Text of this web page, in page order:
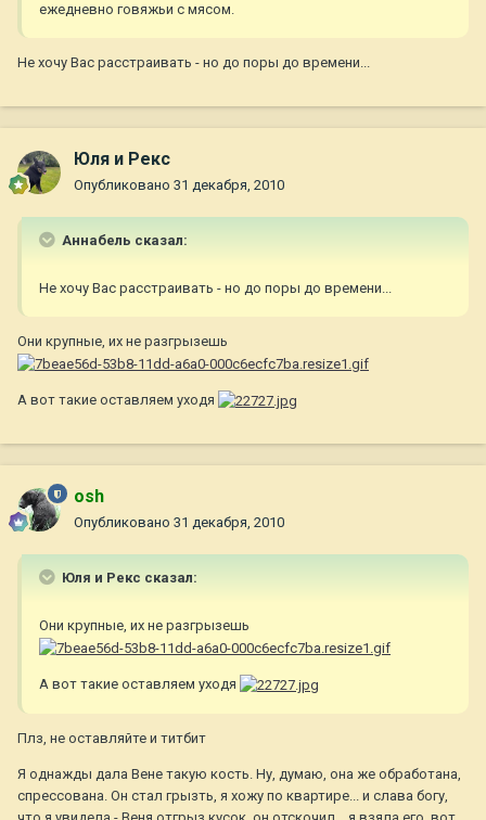
ежедневно говяжьи с мясом.
Не хочу Вас расстраивать - но до поры до времени...
Юля и Рекс
Опубликовано 31 декабря, 2010
Aннaбель сказал:
Не хочу Вас расстраивать - но до поры до времени...
Они крупные, их не разгрызешь
А вот такие оставляем уходя
osh
Опубликовано 31 декабря, 2010
Юля и Рекс сказал:
Они крупные, их не разгрызешь
А вот такие оставляем уходя
Плз, не оставляйте и титбит
Я однажды дала Вене такую кость. Ну, думаю, она же обработана,
спрессована. Он стал грызть, я хожу по квартире... и слава богу,
что я увидела - Веня отгрыз кусок, он отскочил... я взяла его, вот